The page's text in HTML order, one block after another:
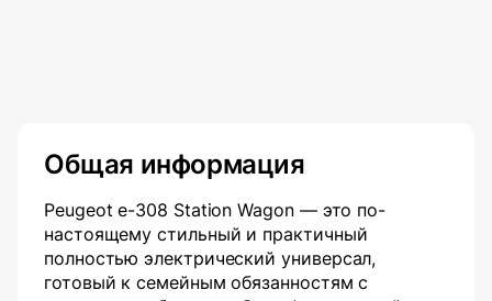
Общая информация
Peugeot e-308 Station Wagon — это по-
настоящему стильный и практичный
полностью электрический универсал,
готовый к семейным обязанностям с